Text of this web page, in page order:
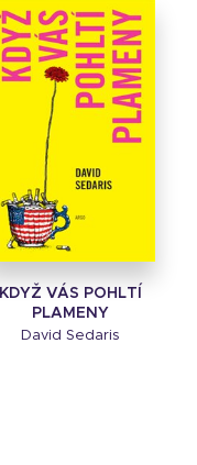
KDYŽ VÁS POHLTÍ
PLAMENY
David Sedaris